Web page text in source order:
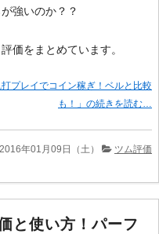
強いのか？？
価をまとめています。
プレイでコイン稼ぎ！ベルと比較
も！」の続きを読む…
2016年01月09日（土） ツム評価
と使い方！パーフ